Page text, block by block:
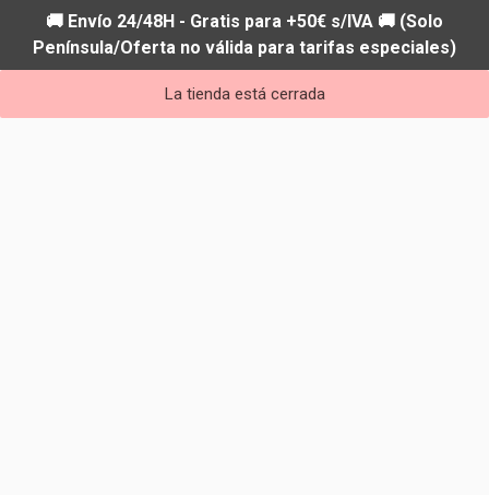
🚚 Envío 24/48H - Gratis para +50€ s/IVA 🚚 (Solo
Península/Oferta no válida para tarifas especiales)
La tienda está cerrada